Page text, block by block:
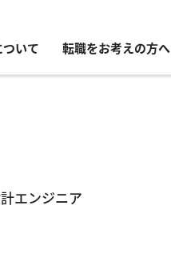
いて 転職をお考えの方へ
エンジニア